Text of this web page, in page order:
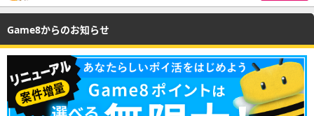
Game8からのお知らせ